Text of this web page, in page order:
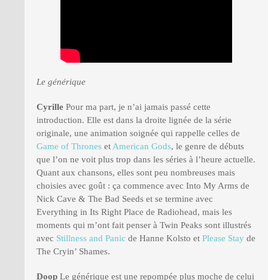
Le générique
Cyrille Pour ma part, je n’ai jamais passé cette
introduction. Elle est dans la droite lignée de la série
originale, une animation soignée qui rappelle celles de
Game of Thrones et American Gods, le genre de débuts
que l’on ne voit plus trop dans les séries à l’heure actuelle.
Quant aux chansons, elles sont peu nombreuses mais
choisies avec goût : ça commence avec Into My Arms de
Nick Cave & The Bad Seeds et se termine avec
Everything in Its Right Place de Radiohead, mais les
moments qui m’ont fait penser à Twin Peaks sont illustrés
avec Stillness and Panic de Hanne Kolsto et Please Stay de
The Cryin’ Shames.
Doop Le générique est une repompée plus moche de celui